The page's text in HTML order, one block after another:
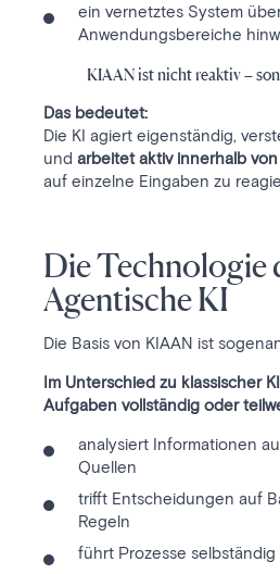
ein vernetztes System
Anwendungsbereiche
KIAAN ist nicht reaktiv –
Das bedeutet:
Die KI agiert eigenständig,
und arbeitet aktiv innerhalb
auf einzelne Eingaben zu
Die Technologie
Agentische KI
Die Basis von KIAAN ist
Im Unterschied zu klassischer
Aufgaben vollständig oder
analysiert Informationen
Quellen
trifft Entscheidungen auf
Regeln
führt Prozesse selbständig